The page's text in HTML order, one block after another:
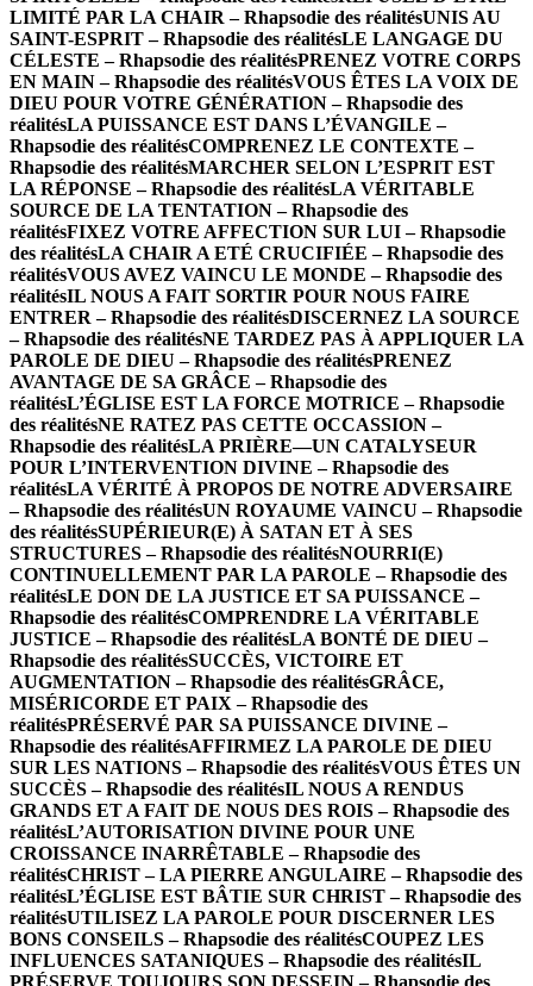
LIMITÉ PAR LA CHAIR – Rhapsodie des réalitésUNIS AU
SAINT-ESPRIT – Rhapsodie des réalitésLE LANGAGE DU
CÉLESTE – Rhapsodie des réalitésPRENEZ VOTRE CORPS
EN MAIN – Rhapsodie des réalitésVOUS ÊTES LA VOIX DE
DIEU POUR VOTRE GÉNÉRATION – Rhapsodie des
réalitésLA PUISSANCE EST DANS L’ÉVANGILE –
Rhapsodie des réalitésCOMPRENEZ LE CONTEXTE –
Rhapsodie des réalitésMARCHER SELON L’ESPRIT EST
LA RÉPONSE – Rhapsodie des réalitésLA VÉRITABLE
SOURCE DE LA TENTATION – Rhapsodie des
réalitésFIXEZ VOTRE AFFECTION SUR LUI – Rhapsodie
des réalitésLA CHAIR A ETÉ CRUCIFIÉE – Rhapsodie des
réalitésVOUS AVEZ VAINCU LE MONDE – Rhapsodie des
réalitésIL NOUS A FAIT SORTIR POUR NOUS FAIRE
ENTRER – Rhapsodie des réalitésDISCERNEZ LA SOURCE
– Rhapsodie des réalitésNE TARDEZ PAS À APPLIQUER LA
PAROLE DE DIEU – Rhapsodie des réalitésPRENEZ
AVANTAGE DE SA GRÂCE – Rhapsodie des
réalitésL’ÉGLISE EST LA FORCE MOTRICE – Rhapsodie
des réalitésNE RATEZ PAS CETTE OCCASSION –
Rhapsodie des réalitésLA PRIÈRE—UN CATALYSEUR
POUR L’INTERVENTION DIVINE – Rhapsodie des
réalitésLA VÉRITÉ À PROPOS DE NOTRE ADVERSAIRE
– Rhapsodie des réalitésUN ROYAUME VAINCU – Rhapsodie
des réalitésSUPÉRIEUR(E) À SATAN ET À SES
STRUCTURES – Rhapsodie des réalitésNOURRI(E)
CONTINUELLEMENT PAR LA PAROLE – Rhapsodie des
réalitésLE DON DE LA JUSTICE ET SA PUISSANCE –
Rhapsodie des réalitésCOMPRENDRE LA VÉRITABLE
JUSTICE – Rhapsodie des réalitésLA BONTÉ DE DIEU –
Rhapsodie des réalitésSUCCÈS, VICTOIRE ET
AUGMENTATION – Rhapsodie des réalitésGRÂCE,
MISÉRICORDE ET PAIX – Rhapsodie des
réalitésPRÉSERVÉ PAR SA PUISSANCE DIVINE –
Rhapsodie des réalitésAFFIRMEZ LA PAROLE DE DIEU
SUR LES NATIONS – Rhapsodie des réalitésVOUS ÊTES UN
SUCCÈS – Rhapsodie des réalitésIL NOUS A RENDUS
GRANDS ET A FAIT DE NOUS DES ROIS – Rhapsodie des
réalitésL’AUTORISATION DIVINE POUR UNE
CROISSANCE INARRÊTABLE – Rhapsodie des
réalitésCHRIST – LA PIERRE ANGULAIRE – Rhapsodie des
réalitésL’ÉGLISE EST BÂTIE SUR CHRIST – Rhapsodie des
réalitésUTILISEZ LA PAROLE POUR DISCERNER LES
BONS CONSEILS – Rhapsodie des réalitésCOUPEZ LES
INFLUENCES SATANIQUES – Rhapsodie des réalitésIL
PRÉSERVE TOUJOURS SON DESSEIN – Rhapsodie des